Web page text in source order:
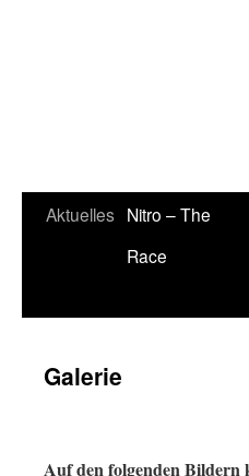
Aktuelles Nitro – The
Race
Galerie
Auf den folgenden Bildern